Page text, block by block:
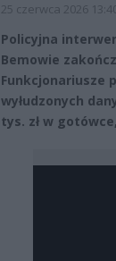
25 czerwca 2026
Policyjna
Bemowie
Funkcjonariusze
wyłudzonych
tys. zł w